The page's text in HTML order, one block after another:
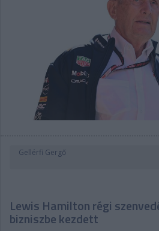
Gellérfi Gergő
Lewis Hamilton régi
bizniszbe kezdett